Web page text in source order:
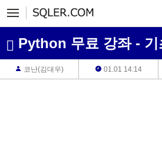
Python 무료 강좌 - 기초, 중급, 머신러닝
코난(김대우) 01.01 14:14